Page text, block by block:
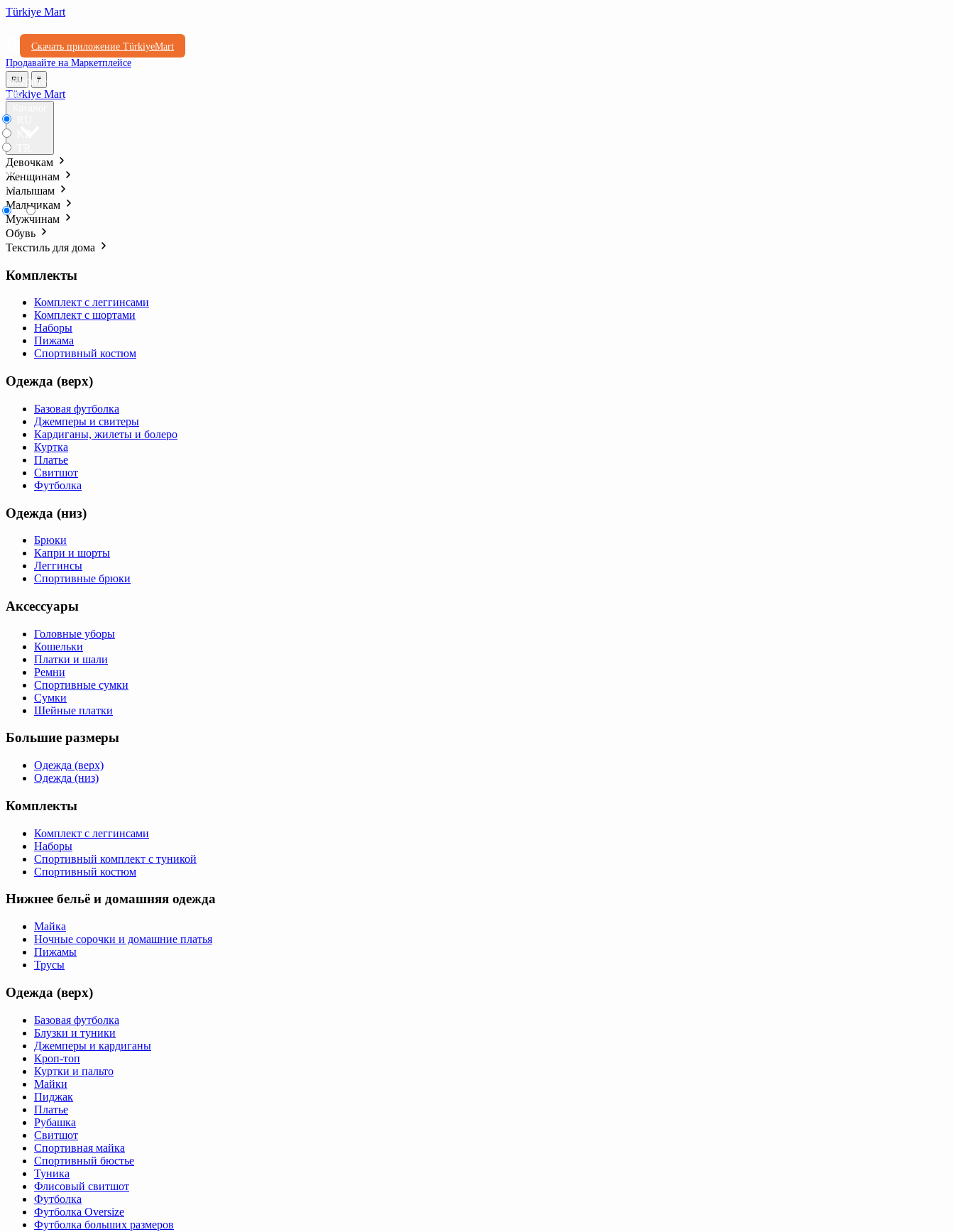
Türkiye Mart
Скачать приложение TürkiyeMart
Продавайте на Маркетплейсе
RU ₸
₸ ₺l
Türkiye Mart
Девочкам
Женщинам
Малышам
Мальчикам
Мужчинам
Обувь
Текстиль для дома
Комплекты
Комплект с леггинсами
Комплект с шортами
Наборы
Пижама
Спортивный костюм
Одежда (верх)
Базовая футболка
Джемперы и свитеры
Кардиганы, жилеты и болеро
Куртка
Платье
Свитшот
Футболка
Одежда (низ)
Брюки
Капри и шорты
Леггинсы
Спортивные брюки
Аксессуары
Головные уборы
Кошельки
Платки и шали
Ремни
Спортивные сумки
Сумки
Шейные платки
Большие размеры
Одежда (верх)
Одежда (низ)
Комплекты
Комплект с леггинсами
Наборы
Спортивный комплект с туникой
Спортивный костюм
Нижнее бельё и домашняя одежда
Майка
Ночные сорочки и домашние платья
Пижамы
Трусы
Одежда (верх)
Базовая футболка
Блузки и туники
Джемперы и кардиганы
Кроп-топ
Куртки и пальто
Майки
Пиджак
Платье
Рубашка
Свитшот
Спортивная майка
Спортивный бюстье
Туника
Флисовый свитшот
Футболка
Футболка Oversize
Футболка больших размеров